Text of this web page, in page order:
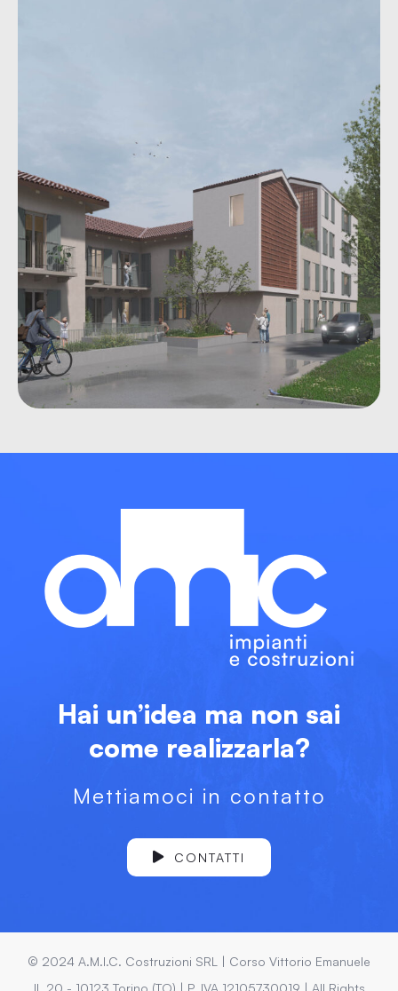
Hai un’idea ma non sai
come realizzarla?
Mettiamoci in contatto
CONTATTI
© 2024 A.M.I.C. Costruzioni SRL | Corso Vittorio Emanuele
II, 20 - 10123 Torino (TO) | P. IVA 12105730019 | All Rights